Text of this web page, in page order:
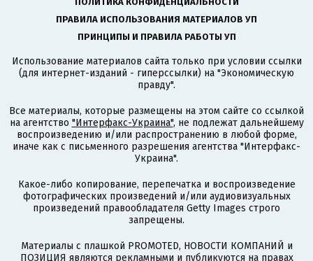
ПРАВИЛА ИСПОЛЬЗОВАНИЯ МАТЕРИАЛОВ УП
ПРИНЦИПЫ И ПРАВИЛА РАБОТЫ УП
Использование материалов сайта только при условии ссылки
(для интернет-изданий - гиперссылки) на "Экономическую
правду".
Все материалы, которые размещены на этом сайте со ссылкой
на агентство "Интерфакс-Украина", не подлежат дальнейшему
воспроизведению и/или распространению в любой форме,
иначе как с письменного разрешения агентства "Интерфакс-
Украина".
Какое-либо копирование, перепечатка и воспроизведение
фотографических произведений и/или аудиовизуальных
произведений правообладателя Getty Images строго
запрещены.
Материалы с плашкой PROMOTED, НОВОСТИ КОМПАНИЙ и
ПОЗИЦИЯ являются рекламными и публикуются на правах